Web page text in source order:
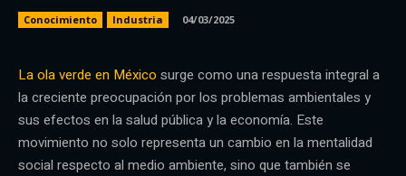
Conocimiento Industria 04/03/2025
La ola verde en México surge como una respuesta integral a
la creciente preocupación por los problemas ambientales y
sus efectos en la salud pública y la economía. Este
movimiento no solo representa un cambio en la mentalidad
social respecto al medio ambiente, sino que también se